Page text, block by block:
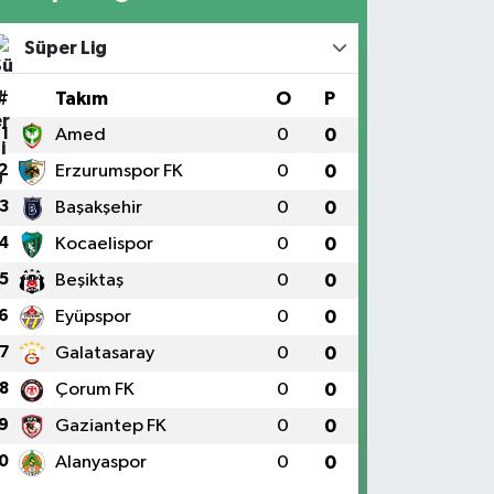
Süper Lig
Takım O P
1 Amed 0 0
Erzurumspor FK 0 0
3 Başakşehir 0 0
Kocaelispor 0 0
5 Beşiktaş 0 0
Eyüpspor 0 0
7 Galatasaray 0 0
8 Çorum FK 0 0
Gaziantep FK 0 0
Alanyaspor 0 0